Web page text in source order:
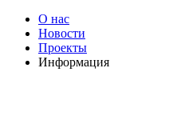
О нас
Новости
Проекты
Информация